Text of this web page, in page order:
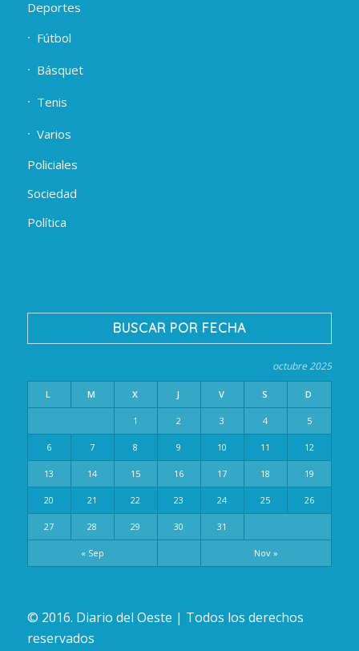
Deportes
Fútbol
Básquet
Tenis
Varios
Policiales
Sociedad
Política
BUSCAR POR FECHA
octubre 2025
L M X J V S D
« Sep Nov »
1 2 3 4 5
6 7 8 9 10 11 12
13 14 15 16 17 18 19
20 21 22 23 24 25 26
27 28 29 30 31
© 2016. Diario del Oeste | Todos los derechos
reservados